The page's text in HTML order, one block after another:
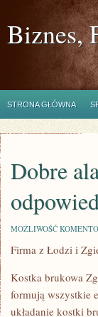
Biznes,
STRONA GŁÓWNA
Dobre
MOŻLIWOŚĆ
Firma z Łodzi i
Kostka brukowa
formują wszystkie
układanie kostki